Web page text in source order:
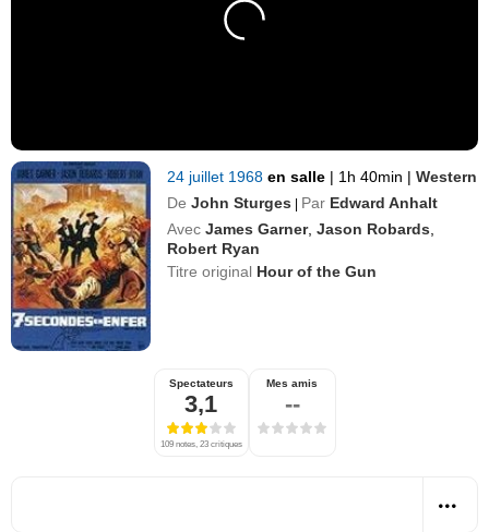
24 juillet 1968en salle | 1h 40min | Western
De John Sturges | Par Edward Anhalt
Avec James Garner,Jason Robards
Robert Ryan
Titre original Hour of the Gun
Spectateurs
3,1
109 notes, 23 critiques
Mes amis
--